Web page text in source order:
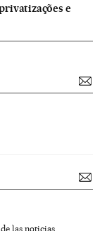
e
las noticias,